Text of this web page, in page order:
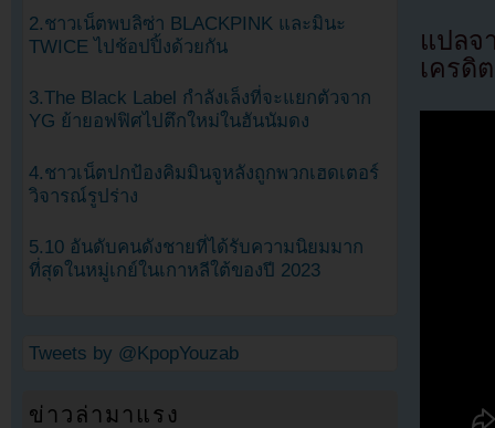
แปลจ
เครดิ
2.ชาวเน็ตพบลิซ่า BLACKPINK และมินะ
TWICE ไปช้อปปิ้งด้วยกัน
3.The Black Label กำลังเล็งที่จะแยกตัวจาก
YG ย้ายอฟฟิศไปตึกใหม่ในฮันนัมดง
4.ชาวเน็ตปกป้องคิมมินจูหลังถูกพวกเฮดเตอร์
วิจารณ์รูปร่าง
5.10 อันดับคนดังชายที่ได้รับความนิยมมาก
ที่สุดในหมู่เกย์ในเกาหลีใต้ของปี 2023
Tweets by @KpopYouzab
ข่าวล่ามาแรง